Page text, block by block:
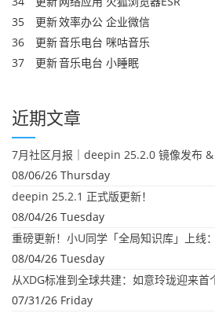
35
更新效率办公 企业微信
36
更新音乐电台 咪咕音乐
37
更新音乐电台 小睡眠
近期文章
7月社区月报｜deepin 25.2.0 镜像发布
08/06/26 Thursday
deepin 25.2.1 正式版更新！
08/04/26 Tuesday
08/04/26 Tuesday
从XDG标准到全球共建：如意玲珑迎来首
07/31/26 Friday